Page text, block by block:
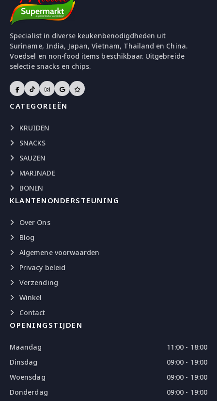
Specialist in diverse keukenbenodigdheden uit
Suriname, India, Japan, Vietnam, Thailand en China.
Voedsel en non-food items beschikbaar. Uitgebreide
selectie snacks en chips.
CATEGORIEËN
KRUIDEN
SNACKS
SAUZEN
MARINADE
BONEN
KLANTENONDERSTEUNING
Over Ons
Blog
Algemene voorwaarden
Privacy beleid
Verzending
Winkel
Contact
OPENINGSTIJDEN
Maandag
11:00 - 18:00
Dinsdag
09:00 - 19:00
Woensdag
09:00 - 19:00
Donderdag
09:00 - 19:00